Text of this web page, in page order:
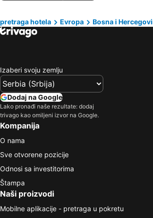
pretraga hotela Evropa Bosna i
Izaberi svoju zemlju
Dodaj na Google
Lako pronađi naše rezultate: dodaj
trivago kao omiljeni izvor na Google.
Kompanija
O nama
Sve otvorene pozicije
Odnosi sa investitorima
Štampa
Naši proizvodi
Mobilne aplikacije - pretraga u pokretu